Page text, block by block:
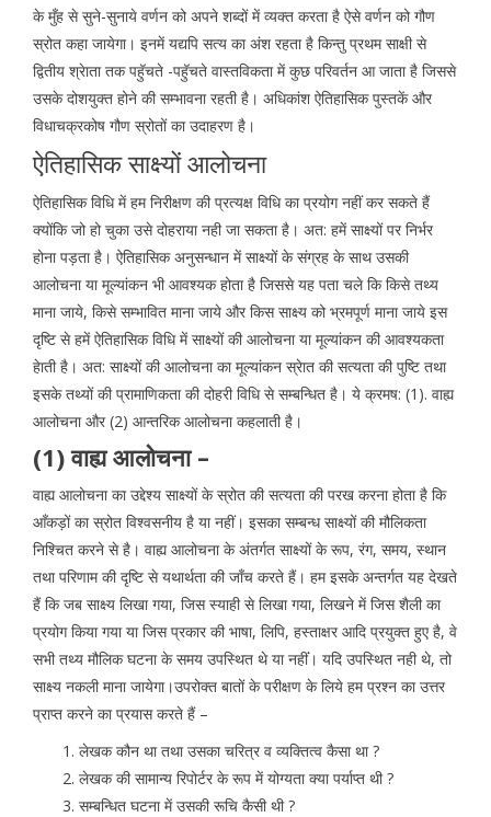
के मुँह से सुने-सुनाये वर्णन को अपने शब्दों में व्यक्त करता है ऐसे वर्णन को गौण
स्रोत कहा जायेगा। इनमें यद्यपि सत्य का अंश रहता है किन्तु प्रथम साक्षी से
द्वितीय श्रेाता तक पहुॅचते -पहुॅचते वास्तविकता में कुछ परिवर्तन आ जाता है जिससे
उसके दोशयुक्त होने की सम्भावना रहती है। अधिकांश ऐतिहासिक पुस्तकें और
विधाचक्रकोष गौण स्रोतों का उदाहरण है।
ऐतिहासिक साक्ष्यों आलोचना
ऐतिहासिक विधि में हम निरीक्षण की प्रत्यक्ष विधि का प्रयोग नहीं कर सकते हैं
क्योंकि जो हो चुका उसे दोहराया नही जा सकता है। अत: हमें साक्ष्यों पर निर्भर
होना पड़ता है। ऐतिहासिक अनुसन्धान में साक्ष्यों के संग्रह के साथ उसकी
आलोचना या मूल्यांकन भी आवश्यक होता है जिससे यह पता चले कि किसे तथ्य
माना जाये, किसे सम्भावित माना जाये और किस साक्ष्य को भ्रमपूर्ण माना जाये इस
दृष्टि से हमें ऐतिहासिक विधि में साक्ष्यों की आलोचना या मूल्यांकन की आवश्यकता
हेाती है। अत: साक्ष्यों की आलोचना का मूल्यांकन स्रेात की सत्यता की पुष्टि तथा
इसके तथ्यों की प्रामाणिकता की दोहरी विधि से सम्बन्धित है। ये क्रमष: (1). वाह्य
आलोचना और (2) आन्तरिक आलोचना कहलाती है।
(1) वाह्य आलोचना –
वाह्य आलोचना का उद्देश्य साक्ष्यों के स्रोत की सत्यता की परख करना होता है कि
आँकड़ों का स्रोत विश्वसनीय है या नहीं। इसका सम्बन्ध साक्ष्यों की मौलिकता
निश्चित करने से है। वाह्य आलोचना के अंतर्गत साक्ष्यों के रूप, रंग, समय, स्थान
तथा परिणाम की दृष्टि से यथार्थता की जाँच करते हैं। हम इसके अन्तर्गत यह देखते
हैं कि जब साक्ष्य लिखा गया, जिस स्याही से लिखा गया, लिखने में जिस शैली का
प्रयोग किया गया या जिस प्रकार की भाषा, लिपि, हस्ताक्षर आदि प्रयुक्त हुए है, वे
सभी तथ्य मौलिक घटना के समय उपस्थित थे या नहींं। यदि उपस्थित नही थे, तो
साक्ष्य नकली माना जायेगा।उपरोक्त बातों के परीक्षण के लिये हम प्रश्न का उत्तर
प्राप्त करने का प्रयास करते हैं –
लेखक कौन था तथा उसका चरित्र व व्यक्तित्व कैसा था ?
लेखक की सामान्य रिपोर्टर के रूप में योग्यता क्या पर्याप्त थी ?
सम्बन्धित घटना में उसकी रूचि कैसी थी ?